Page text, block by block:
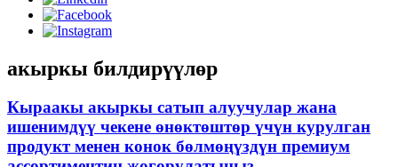
акыркы билдирүүлөр
Кыраакы акыркы сатып алуучулар жана
ишенимдүү чекене өнөктөштөр үчүн курулган
продукт менен конок бөлмөңүздүн премиум